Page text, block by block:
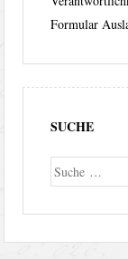
Formular
SUCHE
Suche